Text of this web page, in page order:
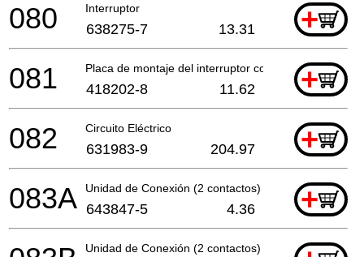
Interruptor +
080 638275-7 13.31
Placa de montaje del interruptor compl. +
081 418202-8 11.62
Circuito Eléctrico +
082 631983-9 204.97
Unidad de Conexión (2 contactos) +
083A 643847-5 4.36
Unidad de Conexión (2 contactos)